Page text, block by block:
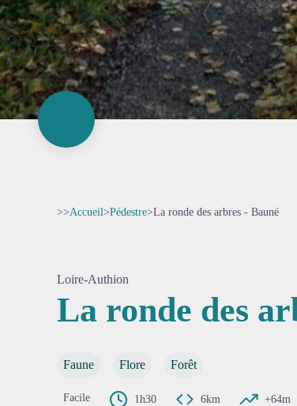
>>Accueil>Pédestre>La ronde des arbres - Bauné
Loire-Authion
La ronde des
Faune Flore Forêt
Facile 1h30 6km +64m